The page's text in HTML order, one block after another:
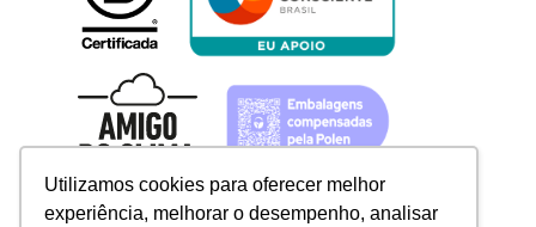
Utilizamos cookies para oferecer melhor
experiência, melhorar o desempenho, analisar